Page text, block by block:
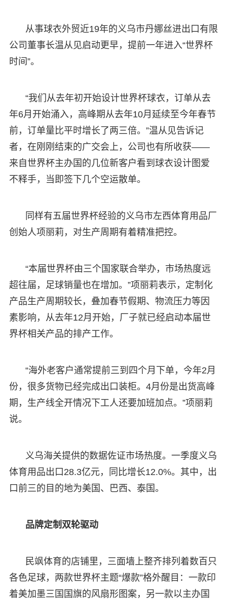
从事球衣外贸近19年的义乌市丹娜丝进出口有限
公司董事长温从见启动更早，提前一年进入“世界杯
时间”。
“我们从去年初开始设计世界杯球衣，订单从去
年6月开始涌入，高峰期从去年10月延续至今年春节
前，订单量比平时增长了两三倍。”温从见告诉记
者，在刚刚结束的广交会上，公司也有所收获——
来自世界杯主办国的几位新客户看到球衣设计图爱
不释手，当即签下几个空运散单。
同样有五届世界杯经验的义乌市左西体育用品厂
创始人项丽莉，对生产周期有着精准把控。
“本届世界杯由三个国家联合举办，市场热度远
超往届，足球销量也在增加。”项丽莉表示，定制化
产品生产周期较长，叠加春节假期、物流压力等因
素影响，从去年12月开始，厂子就已经启动本届世
界杯相关产品的排产工作。
“海外老客户通常提前三到四个月下单，今年2月
份，很多货物已经完成出口装柜。4月份是出货高峰
期，生产线全开情况下工人还要加班加点。”项丽莉
说。
义乌海关提供的数据佐证市场热度。一季度义乌
体育用品出口28.3亿元，同比增长12.0%。其中，出
口前三的目的地为美国、巴西、泰国。
品牌定制双轮驱动
民飒体育的店铺里，三面墙上整齐排列着数百只
各色足球，两款世界杯主题“爆款”格外醒目：一款印
着美加墨三国国旗的风扇形图案，另一款以主办国